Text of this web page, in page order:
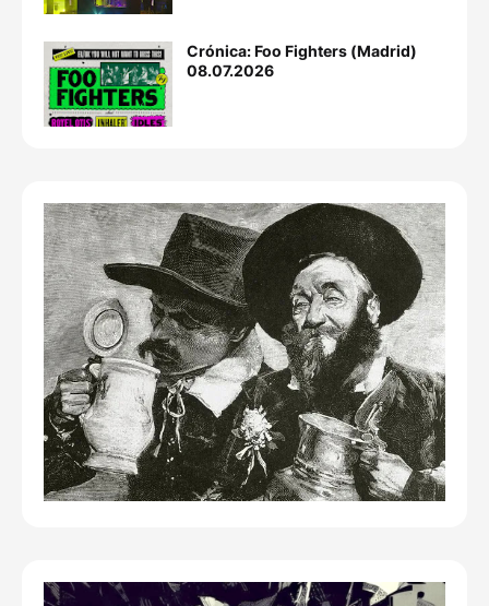
Crónica: Foo Fighters (Madrid)
08.07.2026